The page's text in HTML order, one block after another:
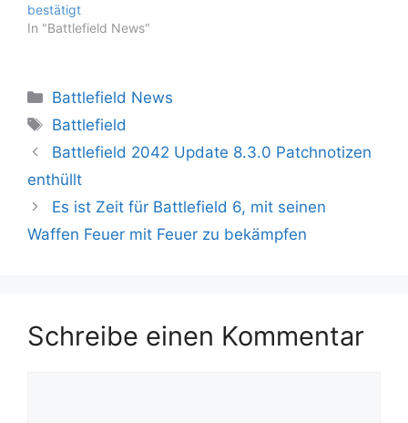
bestätigt
In "Battlefield News"
Kategorien
Battlefield News
Schlagwörter
Battlefield
Battlefield 2042 Update 8.3.0 Patchnotizen
enthüllt
Es ist Zeit für Battlefield 6, mit seinen
Waffen Feuer mit Feuer zu bekämpfen
Schreibe einen Kommentar